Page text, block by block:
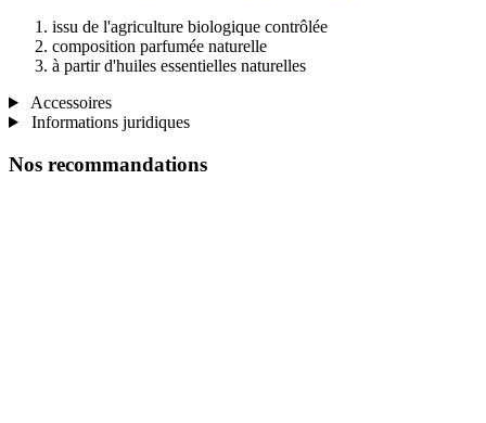
issu de l'agriculture biologique contrôlée
composition parfumée naturelle
à partir d'huiles essentielles naturelles
Accessoires
Informations juridiques
Nos recommandations